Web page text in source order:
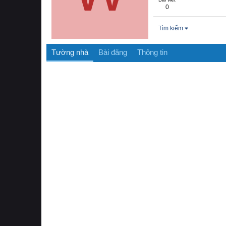
0
Tìm kiếm
Tường nhà Bài đăng Thông tin